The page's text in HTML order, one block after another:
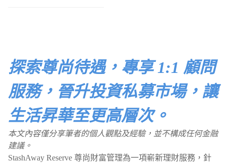
探索尊尚待遇，專享 1:1 顧問
服務，晉升投資私募市場，讓
生活昇華至更高層次。
本文內容僅分享筆者的個人觀點及經驗，並不構成任何金融
建議。
StashAway Reserve 尊尚財富管理為一項嶄新理財服務，針